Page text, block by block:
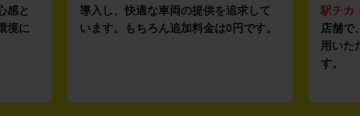
感と
境に
導入し、快適な車両の提供を追求して
います。もちろん追加料金は0円です。
駅チカ
店舗で
用いた
す。